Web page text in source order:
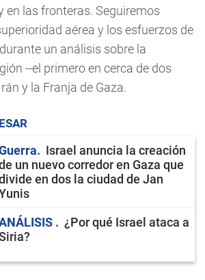
en las fronteras. Seguiremos
aérea y los esfuerzos de
un análisis sobre la
--el primero en cerca de dos
y la Franja de Gaza.
Israel anuncia la creación
un nuevo corredor en Gaza que
en dos la ciudad de Jan
¿Por qué Israel ataca a